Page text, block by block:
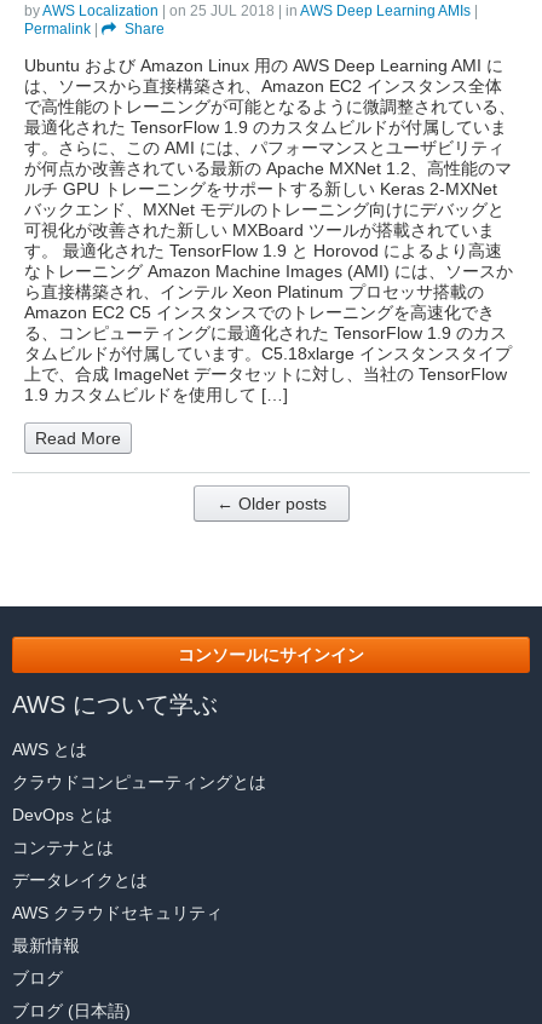
byAWS Localization | on 25 JUL 2018 | in AWS Deep Learning AMIs
Permalink
Share
Ubuntu および Amazon Linux 用の AWS Deep Learning AMI に
は、ソースから直接構築され、Amazon EC2 インスタンス全体
で高性能のトレーニングが可能となるように微調整されている、
最適化された TensorFlow 1.9 のカスタムビルドが付属していま
す。さらに、この AMI には、パフォーマンスとユーザビリティ
が何点か改善されている最新の Apache MXNet 1.2、高性能のマ
ルチ GPU トレーニングをサポートする新しい Keras 2-MXNet
バックエンド、MXNet モデルのトレーニング向けにデバッグと
可視化が改善された新しい MXBoard ツールが搭載されていま
す。 最適化された TensorFlow 1.9 と Horovod によるより高速
なトレーニング Amazon Machine Images (AMI) には、ソースか
ら直接構築され、インテル Xeon Platinum プロセッサ搭載の
Amazon EC2 C5 インスタンスでのトレーニングを高速化でき
る、コンピューティングに最適化された TensorFlow 1.9 のカス
タムビルドが付属しています。C5.18xlarge インスタンスタイプ
上で、合成 ImageNet データセットに対し、当社の TensorFlow
1.9 カスタムビルドを使用して […]
Read More
← Older posts
コンソールにサインイン
AWS について学ぶ
AWS とは
クラウドコンピューティングとは
DevOps とは
コンテナとは
データレイクとは
AWS クラウドセキュリティ
最新情報
ブログ
ブログ (日本語)